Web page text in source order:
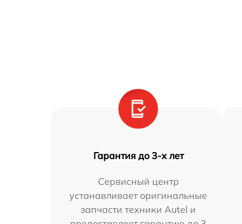
Гарантия до 3-х лет
Сервисный центр
устанавливает оригинальные
запчасти техники Autel и